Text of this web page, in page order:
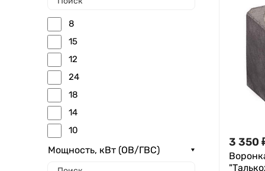
595
345
350
330
360
495
8
15
12
24
18
14
10
13
Мощность, кВт (ОВ/ГВС)
3 350